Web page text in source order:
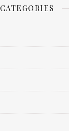
CATEGORIES